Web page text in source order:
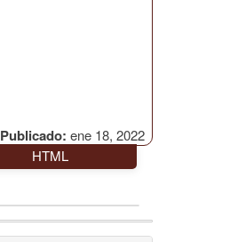
Publicado: ene 18, 2022
HTML